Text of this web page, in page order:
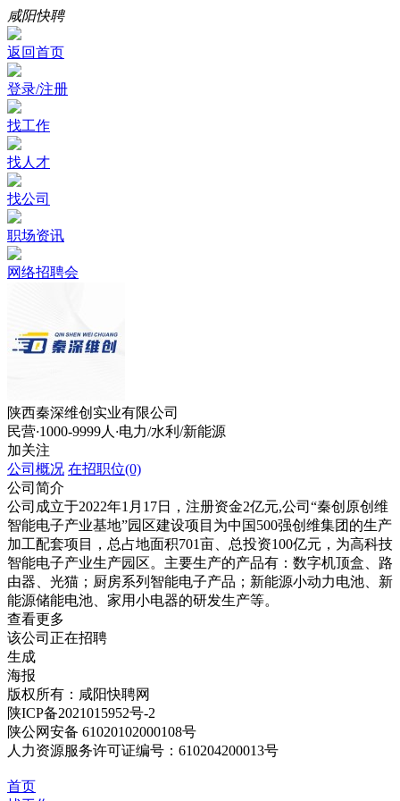
咸阳快聘
返回首页
登录/注册
找工作
找人才
找公司
职场资讯
网络招聘会
陕西秦深维创实业有限公司
民营·1000-9999人 ·电力/水利/新能源
加关注
公司概况 在招职位(0)
公司简介
公司成立于2022年1月17日，注册资金2亿元,公司“秦创原创维
智能电子产业基地”园区建设项目为中国500强创维集团的生产
加工配套项目，总占地面积701亩、总投资100亿元，为高科技
智能电子产业生产园区。主要生产的产品有：数字机顶盒、路
由器、光猫；厨房系列智能电子产品；新能源小动力电池、新
能源储能电池、家用小电器的研发生产等。
查看更多
该公司正在招聘
生成
海报
版权所有：咸阳快聘网
陕ICP备2021015952号-2
陕公网安备 61020102000108号
人力资源服务许可证编号：610204200013号
首页